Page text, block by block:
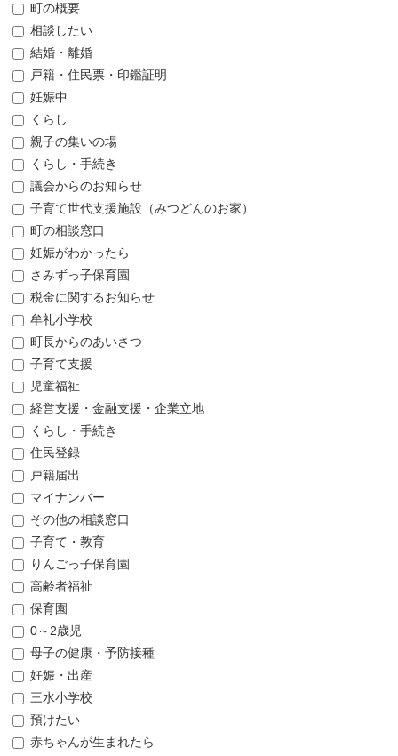
町の概要
相談したい
結婚・離婚
戸籍・住民票・印鑑証明
妊娠中
くらし
親子の集いの場
くらし・手続き
議会からのお知らせ
子育て世代支援施設（みつどんのお家）
町の相談窓口
妊娠がわかったら
さみずっ子保育園
税金に関するお知らせ
牟礼小学校
町長からのあいさつ
子育て支援
児童福祉
経営支援・金融支援・企業立地
くらし・手続き
住民登録
戸籍届出
マイナンバー
その他の相談窓口
子育て・教育
りんごっ子保育園
高齢者福祉
保育園
0～2歳児
母子の健康・予防接種
妊娠・出産
三水小学校
預けたい
赤ちゃんが生まれたら